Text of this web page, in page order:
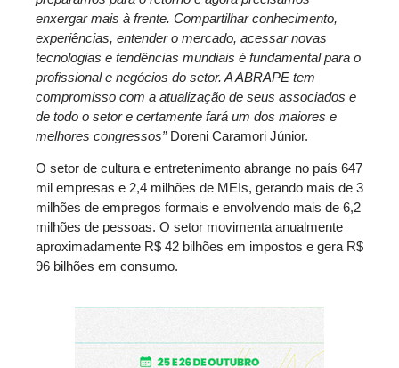
enxergar mais à frente. Compartilhar conhecimento,
experiências, entender o mercado, acessar novas
tecnologias e tendências mundiais é fundamental para o
profissional e negócios do setor. A ABRAPE tem
compromisso com a atualização de seus associados e
de todo o setor e certamente fará um dos maiores e
melhores congressos”Doreni Caramori Júnior.
O setor de cultura e entretenimento abrange no país 647
mil empresas e 2,4 milhões de MEIs, gerando mais de 3
milhões de empregos formais e envolvendo mais de 6,2
milhões de pessoas. O setor movimenta anualmente
aproximadamente R$ 42 bilhões em impostos e gera R$
96 bilhões em consumo.